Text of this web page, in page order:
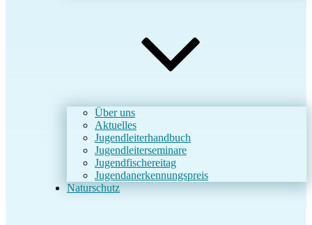
Über uns
Aktuelles
Jugendleiterhandbuch
Jugendleiterseminare
Jugendfischereitag
Jugendanerkennungspreis
Naturschutz